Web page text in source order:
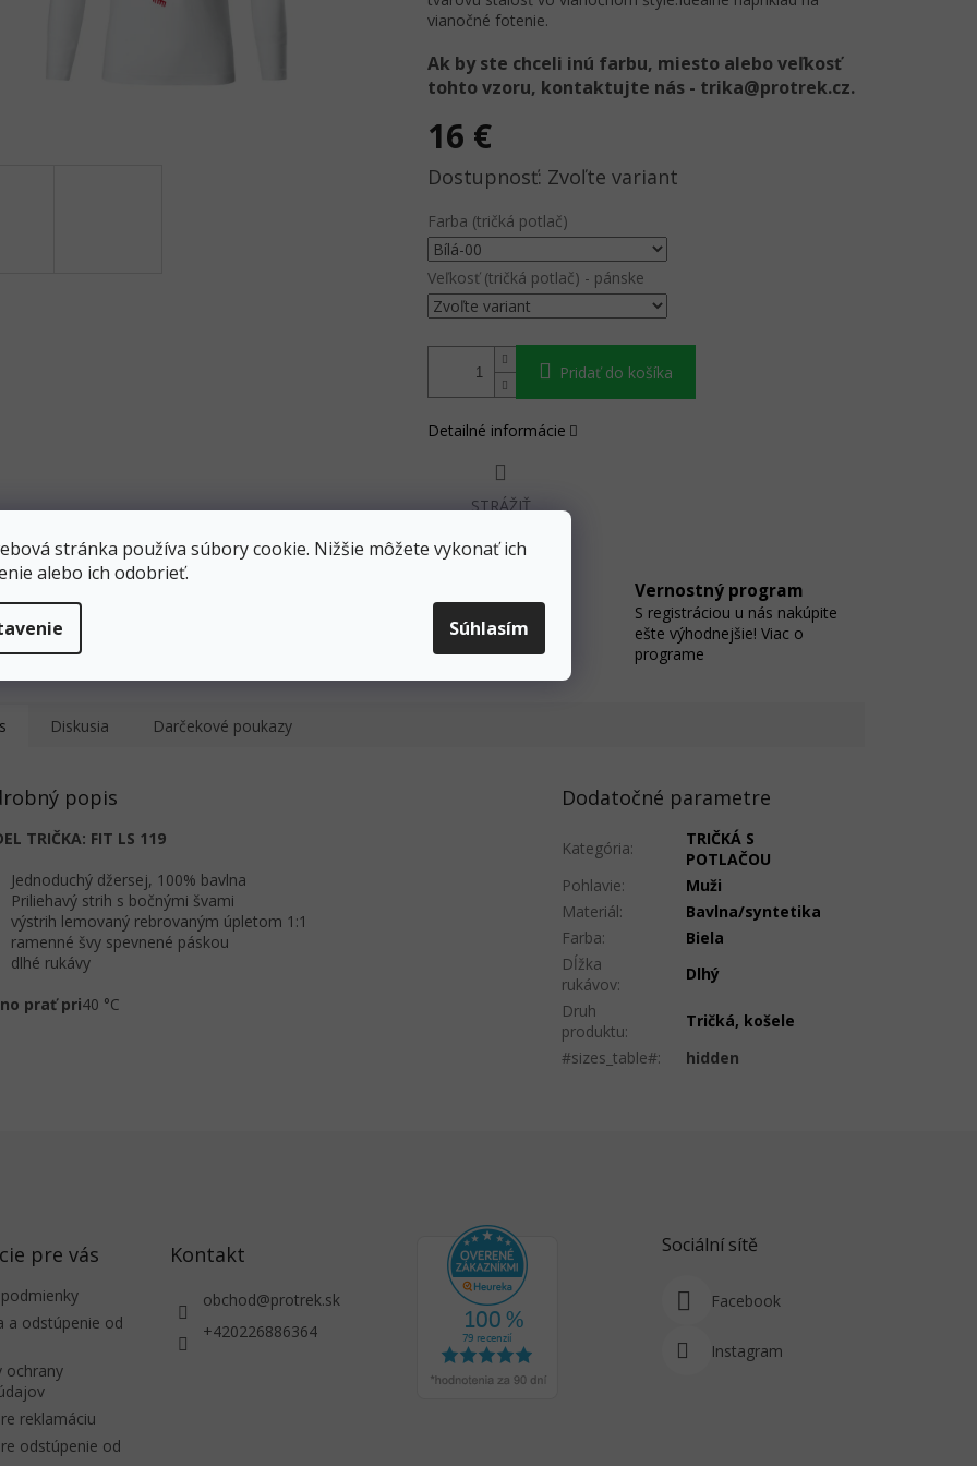
stránka používa súbory cookie. Nižšie môžete vykonať ich
alebo ich odobrieť.
Súhlasím
16 €
Jednotková
Zvoľte variant
Farba (tričká potlač)
Veľkosť (tričká potlač) - pánske
Pridať do košíka
vianočné fotenie.
Ak by ste chceli inú farbu, miesto alebo veľkosť
tohto vzoru, kontaktujte nás - trika@protrek.cz.
Detailné informácie
STRÁŽIŤ
Zásielky odosielame
ZADARMO pri objednávke nad
40 EUR!
Všetko SKLADOM
Všetko máme skladom na
Vernostný program
S registráciou u nás nakúpite
ešte výhodnejšie! Viac o
programe
Diskusia Darčekové poukazy
popis
TRIČKA: FIT LS 119
Jednoduchý džersej, 100% bavlna
Priliehavý strih s bočnými švami
výstrih lemovaný rebrovaným úpletom 1:1
ramenné švy spevnené páskou
dlhé rukávy
prať pri40 °C
Dodatočné parametre
Kategória:
TRIČKÁ S
POTLAČOU
Pohlavie:
Muži
Materiál:
Bavlna/syntetika
Farba:
Biela
Dĺžka
rukávov:
Dlhý
Druh
produktu:
Tričká, košele
#sizes_table#: hidden
pre vás
a odstúpenie od
ochrany
reklamáciu
odstúpenie od
Kontakt
obchod@protrek.sk
+420226886364
Sociální sítě
Facebook
Instagram